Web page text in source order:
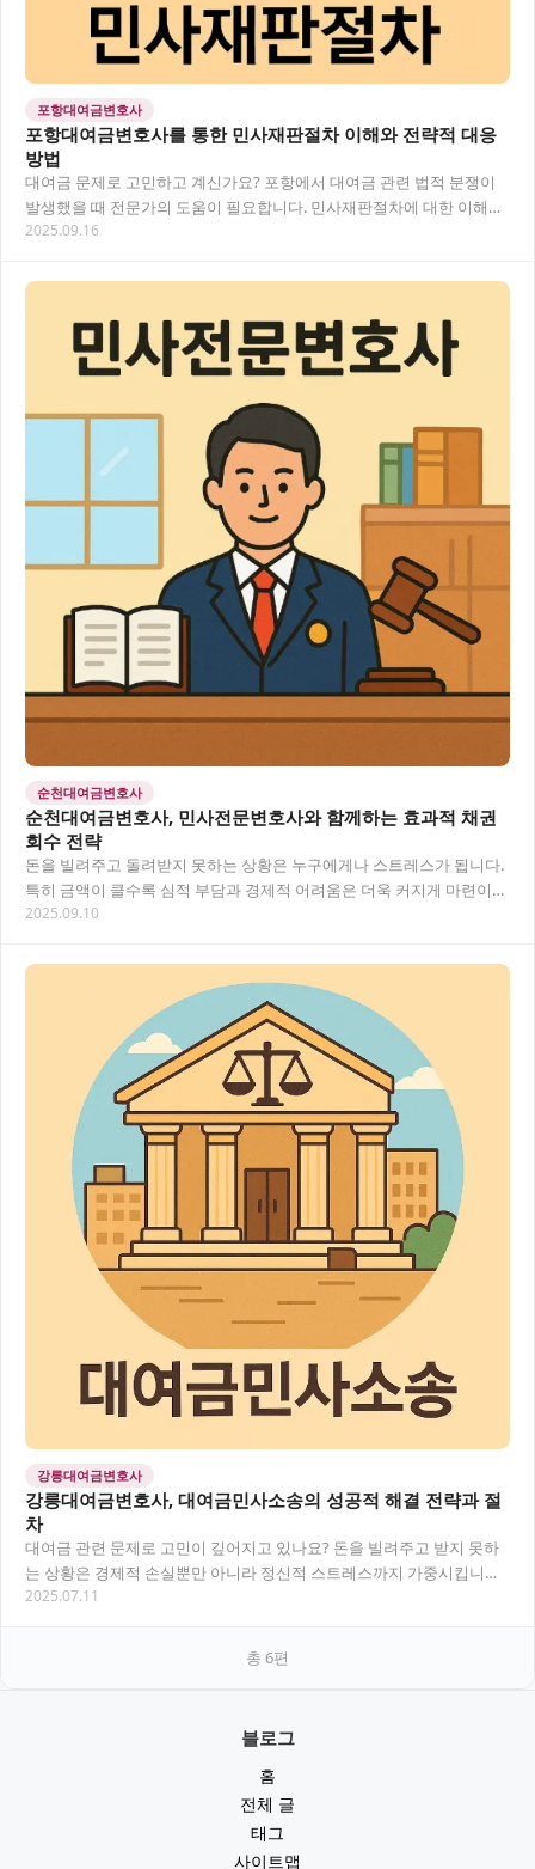
포항대여금변호사
포항대여금변호사를 통한 민사재판절차 이해와 전략적 대응
방법
대여금 문제로 고민하고 계신가요? 포항에서 대여금 관련 법적 분쟁이
발생했을 때 전문가의 도움이 필요합니다. 민사재판절차에 대한 이해와
함께 포항대여금변호사의 도움을 통해 효과적으…
2025.09.16
순천대여금변호사
순천대여금변호사, 민사전문변호사와 함께하는 효과적 채권
회수 전략
돈을 빌려주고 돌려받지 못하는 상황은 누구에게나 스트레스가 됩니다.
특히 금액이 클수록 심적 부담과 경제적 어려움은 더욱 커지게 마련이
죠. 순천에서 대여금 문제로 고민하고 계신가요…
2025.09.10
강릉대여금변호사
강릉대여금변호사, 대여금민사소송의 성공적 해결 전략과 절
차
대여금 관련 문제로 고민이 깊어지고 있나요? 돈을 빌려주고 받지 못하
는 상황은 경제적 손실뿐만 아니라 정신적 스트레스까지 가중시킵니다.
특히 대여금민사소송을 고려 중이라면 전문가의…
2025.07.11
총 6편
블로그
홈
전체 글
태그
사이트맵